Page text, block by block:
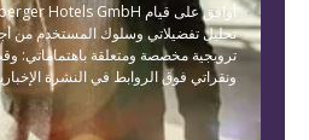
تحليل تفضيلاتي وسلوك المستخدم من أجل
ترويجية مخصصة ومتعلقة باهتماماتي: وقت
ونقراتي فوق الروابط في النشرة الإخبارية.